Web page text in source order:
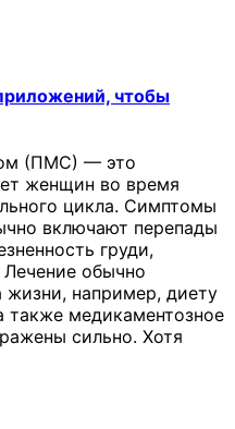
чтобы
(ПМС) — это
женщин во время
цикла. Симптомы
включают перепады
груди,
Лечение обычно
жизни, например, диету
также медикаментозное
сильно. Хотя